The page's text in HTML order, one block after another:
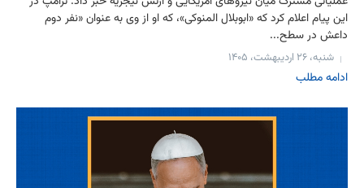
این پیام اعلام کرد که «ابوبلال المنوکی»، که او از وی به عنوان «نفر دوم
داعش در سطح...
شنبه، ۲۶ اردیبهشت، ۱۴۰۵
ادامه مطلب